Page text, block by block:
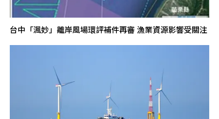
台中「渢妙」離岸風場環評補件再審 漁業資源影響受關注